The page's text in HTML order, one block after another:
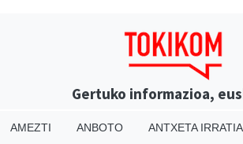
Gertuko informazioa,
AMEZTI ANBOTO ANTXETA IRRATIA